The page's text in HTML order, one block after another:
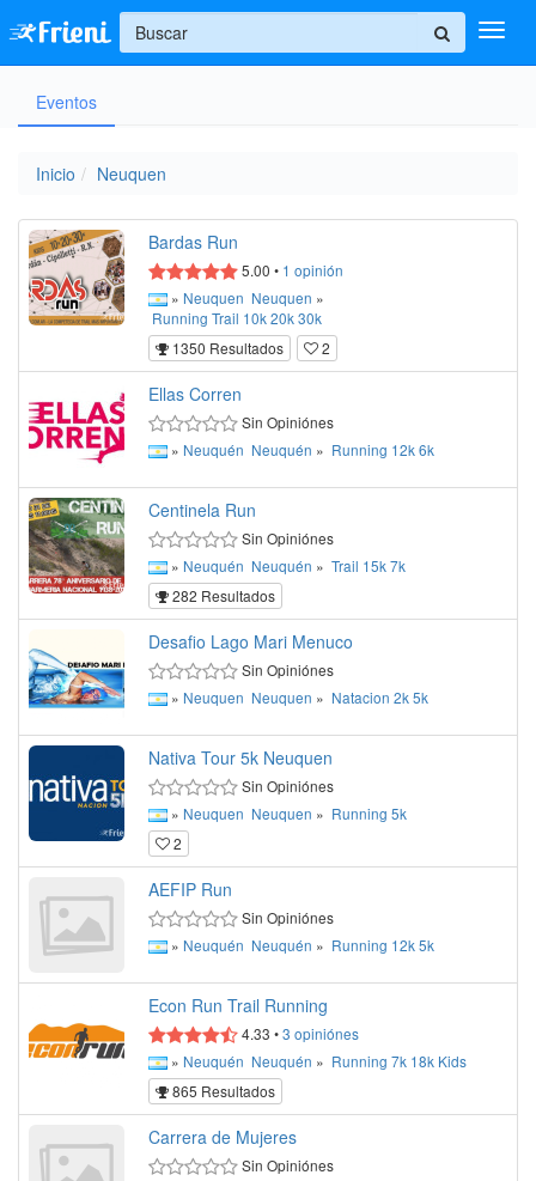
Ingresar
+
Eventos
Inicio Neuquen
Bardas Run
5.00 • 1 opinión
» Neuquen Neuquen »
Running Trail 10k20k30k
1350 Resultados
2
Ellas Corren
Sin Opiniónes
» Neuquén Neuquén » Running 12k6k
Centinela Run
Sin Opiniónes
» Neuquén Neuquén » Trail 15k7k
282 Resultados
Desafio Lago Mari Menuco
Sin Opiniónes
» Neuquen Neuquen » Natacion 2k5k
Nativa Tour 5k Neuquen
Sin Opiniónes
» Neuquen Neuquen » Running 5k
2
AEFIP Run
Sin Opiniónes
» Neuquén Neuquén » Running 12k5k
Econ Run Trail Running
4.33 •3 opiniónes
» Neuquén Neuquén » Running 7k 18k Kids
865 Resultados
Carrera de Mujeres
Sin Opiniónes